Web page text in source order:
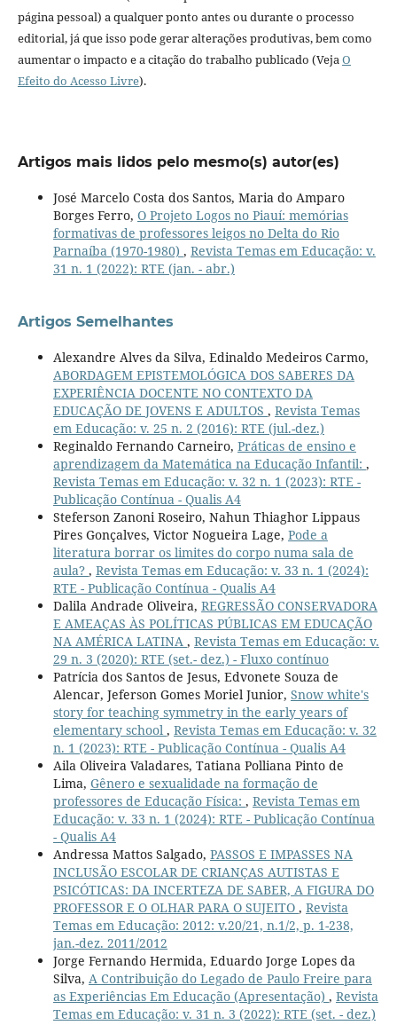
página pessoal) a qualquer ponto antes ou durante o processo
editorial, já que isso pode gerar alterações produtivas, bem como
aumentar o impacto e a citação do trabalho publicado (VejaO
Efeito do Acesso Livre).
Artigos mais lidos pelo mesmo(s) autor(es)
José Marcelo Costa dos Santos, Maria do Amparo
Borges Ferro, O Projeto Logos no Piauí: memórias
formativas de professores leigos no Delta do Rio
Parnaíba (1970-1980) , Revista Temas em Educação: v.
31 n. 1 (2022): RTE (jan. - abr.)
Artigos Semelhantes
Alexandre Alves da Silva, Edinaldo Medeiros Carmo,
ABORDAGEM EPISTEMOLÓGICA DOS SABERES DA
EXPERIÊNCIA DOCENTE NO CONTEXTO DA
EDUCAÇÃO DE JOVENS E ADULTOS , Revista Temas
em Educação: v. 25 n. 2 (2016): RTE (jul.-dez.)
Reginaldo Fernando Carneiro, Práticas de ensino e
aprendizagem da Matemática na Educação Infantil: ,
Revista Temas em Educação: v. 32 n. 1 (2023): RTE -
Publicação Contínua - Qualis A4
Steferson Zanoni Roseiro, Nahun Thiaghor Lippaus
Pires Gonçalves, Victor Nogueira Lage, Pode a
literatura borrar os limites do corpo numa sala de
aula? , Revista Temas em Educação: v. 33 n. 1 (2024):
RTE - Publicação Contínua - Qualis A4
Dalila Andrade Oliveira, REGRESSÃO CONSERVADORA
E AMEAÇAS ÀS POLÍTICAS PÚBLICAS EM EDUCAÇÃO
NA AMÉRICA LATINA , Revista Temas em Educação: v.
29 n. 3 (2020): RTE (set.- dez.) - Fluxo contínuo
Patrícia dos Santos de Jesus, Edvonete Souza de
Alencar, Jeferson Gomes Moriel Junior, Snow white's
story for teaching symmetry in the early years of
elementary school , Revista Temas em Educação: v. 32
n. 1 (2023): RTE - Publicação Contínua - Qualis A4
Aila Oliveira Valadares, Tatiana Polliana Pinto de
Lima, Gênero e sexualidade na formação de
professores de Educação Física: , Revista Temas em
Educação: v. 33 n. 1 (2024): RTE - Publicação Contínua
- Qualis A4
Andressa Mattos Salgado, PASSOS E IMPASSES NA
INCLUSÃO ESCOLAR DE CRIANÇAS AUTISTAS E
PSICÓTICAS: DA INCERTEZA DE SABER, A FIGURA DO
PROFESSOR E O OLHAR PARA O SUJEITO , Revista
Temas em Educação: 2012: v.20/21, n.1/2, p. 1-238,
jan.-dez. 2011/2012
Jorge Fernando Hermida, Eduardo Jorge Lopes da
Silva, A Contribuição do Legado de Paulo Freire para
as Experiências Em Educação (Apresentação) , Revista
Temas em Educação: v. 31 n. 3 (2022): RTE (set. - dez.)